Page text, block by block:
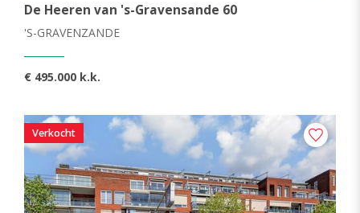
De Heeren van 's-Gravensande 60
'S-GRAVENZANDE
€ 495.000 k.k.
Verkocht